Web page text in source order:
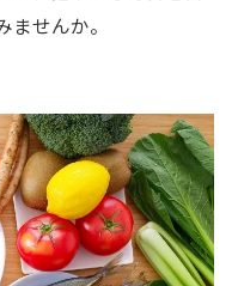
せんか。